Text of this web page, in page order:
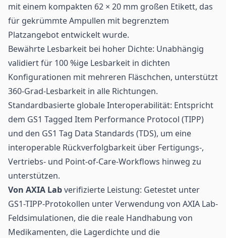
mit einem kompakten 62 × 20 mm großen Etikett, das
für gekrümmte Ampullen mit begrenztem
Platzangebot entwickelt wurde.
Bewährte Lesbarkeit bei hoher Dichte: Unabhängig
validiert für 100 %ige Lesbarkeit in dichten
Konfigurationen mit mehreren Fläschchen, unterstützt
360-Grad-Lesbarkeit in alle Richtungen.
Standardbasierte globale Interoperabilität: Entspricht
dem GS1 Tagged Item Performance Protocol (TIPP)
und den GS1 Tag Data Standards (TDS), um eine
interoperable Rückverfolgbarkeit über Fertigungs-,
Vertriebs- und Point-of-Care-Workflows hinweg zu
unterstützen.
Von AXIA Labverifizierte Leistung: Getestet unter
GS1-TIPP-Protokollen unter Verwendung von AXIA Lab-
Feldsimulationen, die die reale Handhabung von
Medikamenten, die Lagerdichte und die